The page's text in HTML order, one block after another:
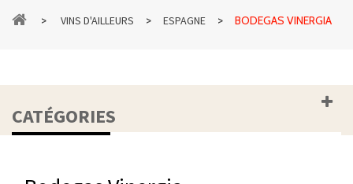
> VINS D'AILLEURS > ESPAGNE > BODEGAS VINERGIA
CATÉGORIES